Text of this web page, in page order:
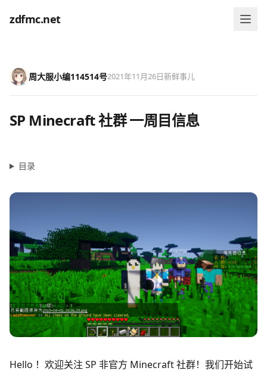
zdfmc.net
周大服小编114514号2021年11月26日新鲜事儿
SP Minecraft 社群 一周目信息
目录
Hello ！欢迎关注 SP 非官方 Minecraft 社群！我们开始试